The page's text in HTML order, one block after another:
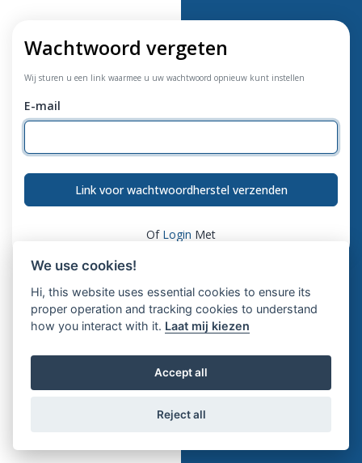
Wachtwoord vergeten
Wij sturen u een link waarmee u uw wachtwoord opnieuw kunt instellen
E-mail
Link voor wachtwoordherstel verzenden
Of Login Met
Copyright © Fubll 2026
We use cookies!
Hi, this website uses essential cookies to ensure its
proper operation and tracking cookies to understand
how you interact with it. Laat mij kiezen
Accept all
Reject all